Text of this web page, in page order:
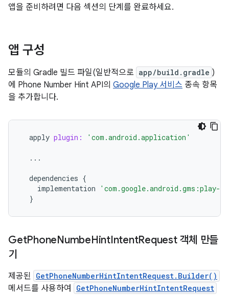
앱을 준비하려면 다음 섹션의 단계를 완료하세요.
앱 구성
모듈의 Gradle 빌드 파일(일반적으로 app/build.gradle )
에 Phone Number Hint API의 Google Play 서비스 종속 항목
을 추가합니다.
apply plugin: 'com.android.application'
...
dependencies {
implementation
'com.google.android.gms:play-
}
GetPhoneNumbeHintIntentRequest 객체 만들
기
제공된 GetPhoneNumberHintIntentRequest.Builder()
메서드를 사용하여 GetPhoneNumberHintIntentRequest